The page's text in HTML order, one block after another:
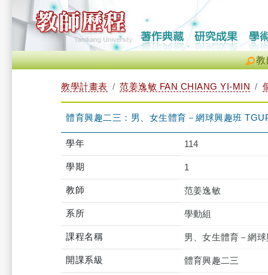
教
教學計畫表 范姜逸敏 FAN CHIANG YI-MIN
體育興趣二三：男、女生體育－網球興趣班
學年 114
學期 1
教師 范姜逸敏
系所 學動組
課程名稱 男、女生體育－網
開課系級 體育興趣二三